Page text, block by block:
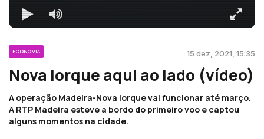
ECONOMIA 15 dez, 2021, 15:35
Nova Iorque aqui ao lado (vídeo)
A operação Madeira-Nova Iorque vai funcionar até março.
A RTP Madeira esteve a bordo do primeiro voo e captou
alguns momentos na cidade.